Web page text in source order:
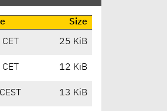
Size
25 KiB
12 KiB
13 KiB